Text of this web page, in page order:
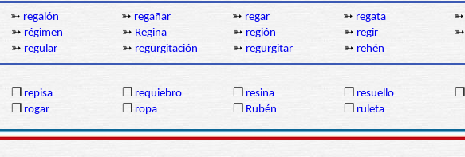
➳ regalón ➳ regañar ➳ regar ➳ regata ➳
➳ régimen ➳ Regina ➳ región ➳ regir ➳
➳ regular ➳ regurgitación ➳ regurgitar ➳ rehén
❒ repisa ❒ requiebro ❒ resina ❒ resuello ❒
❒ rogar ❒ ropa ❒ Rubén ❒ ruleta